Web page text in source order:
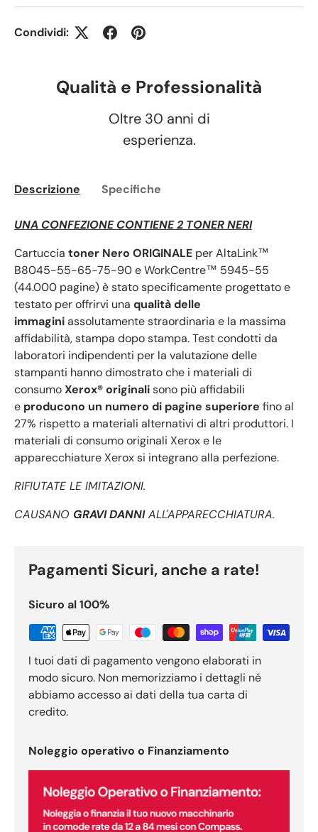
Condividi:
Qualità e Professionalità
Oltre 30 anni di
esperienza.
Descrizione Specifiche
UNA CONFEZIONE CONTIENE 2 TONER NERI
Cartuccia toner Nero ORIGINALE per AltaLink™
B8045-55-65-75-90 e WorkCentre™ 5945-55
(44.000 pagine) è stato specificamente progettato e
testato per offrirvi una qualità delle
immaginiassolutamente straordinaria e la massima
affidabilità, stampa dopo stampa. Test condotti da
laboratori indipendenti per la valutazione delle
stampanti hanno dimostrato che i materiali di
consumoXerox® originalisono più affidabili
e producono un numero di pagine superiore fino al
27% rispetto a materiali alternativi di altri produttori. I
materiali di consumo originali Xerox e le
apparecchiature Xerox si integrano alla perfezione.
RIFIUTATE LE IMITAZIONI.
CAUSANO GRAVI DANNIALL'APPARECCHIATURA.
Pagamenti Sicuri, anche a rate!
Sicuro al 100%
I tuoi dati di pagamento vengono elaborati in
modo sicuro. Non memorizziamo i dettagli né
abbiamo accesso ai dati della tua carta di
credito.
Noleggio operativo o Finanziamento